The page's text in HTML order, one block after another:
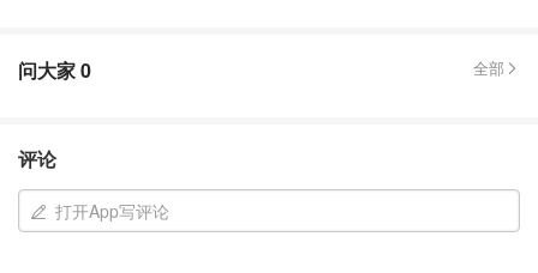
问大家0 全部
评论
打开App写评论